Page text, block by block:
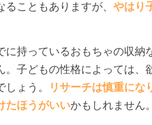
こともありますが、 やはり
持っているおもちゃの収納
子どもの性格によっては、
ょう。
リサーチは慎重にな
たほうがいいかもしれません。